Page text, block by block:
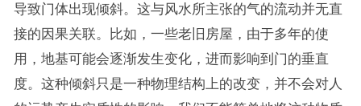
导致门体出现倾斜。这与风水所主张的气的流动并无直
接的因果关联。比如，一些老旧房屋，由于多年的使
用，地基可能会逐渐发生变化，进而影响到门的垂直
度。这种倾斜只是一种物理结构上的改变，并不会对人